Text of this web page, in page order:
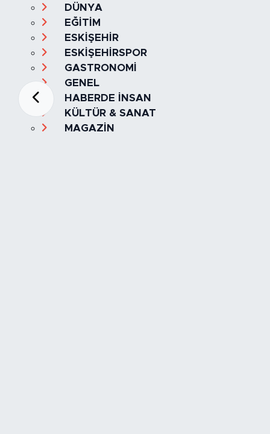
DÜNYA
EĞİTİM
ESKİŞEHİR
ESKİŞEHİRSPOR
GASTRONOMİ
GENEL
HABERDE İNSAN
KÜLTÜR & SANAT
MAGAZİN